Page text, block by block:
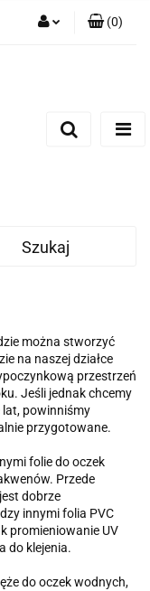
(0)
Szukaj
można stworzyć
na naszej działce
przestrzeń
Jeśli jednak chcemy
lat, powinniśmy
przygotowane.
folie do oczek
Przede
dobrze
innymi folia PVC
promieniowanie UV
do klejenia.
do oczek wodnych,